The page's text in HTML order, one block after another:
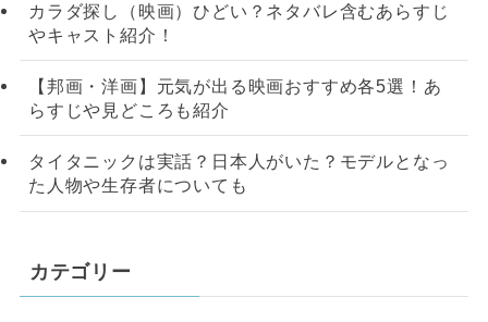
カラダ探し（映画）ひどい？ネタバレ含むあらすじ
やキャスト紹介！
【邦画・洋画】元気が出る映画おすすめ各5選！あ
らすじや見どころも紹介
タイタニックは実話？日本人がいた？モデルとなっ
た人物や生存者についても
カテゴリー